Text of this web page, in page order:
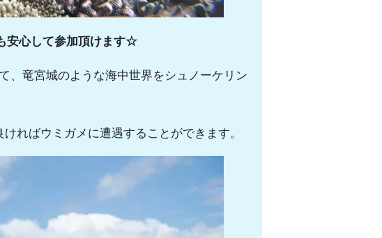
安心して参加頂けます☆
、竜宮城のような海中世界をシュノーケリン
ればウミガメに遭遇することができます。